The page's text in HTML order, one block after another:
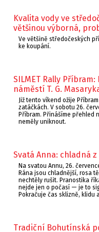
Kvalita vody ve
většinou výborná,
Ve většině středočeských
ke koupání.
SILMET Rally
náměstí T. G.
Již tento víkend ožije
zatáčkách. V sobotu 26.
Příbram. Přinášíme přehled
neměly uniknout.
Svatá Anna: chladná
Na svatou Annu, 26.
Rána jsou chladnější, rosa
nechtěly rušit. Pranostika
nejde jen o počasí — je to
Pokračuje čas sklizně, klidu
Tradiční Bohutínská